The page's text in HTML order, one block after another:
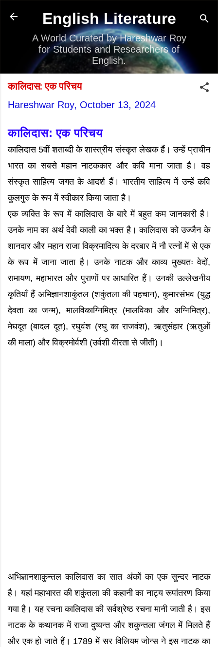
Skip to main content
English Literature
A World Curated by Hareshwar Roy
for Students and Researchers of
English.
कालिदास: एक परिचय
Hareshwar Roy, October 13, 2024
कालिदास: एक परिचय
कालिदास 5वीं शताब्दी के शास्त्रीय संस्कृत लेखक हैं। उन्हें प्राचीन
भारत का सबसे महान नाटककार और कवि माना जाता है। वह
संस्कृत साहित्य जगत के आदर्श हैं। भारतीय साहित्य में उन्हें कवि
कुलगुरु के रूप में स्वीकार किया जाता है।
एक व्यक्ति के रूप में कालिदास के बारे में बहुत कम जानकारी है।
उनके नाम का अर्थ देवी काली का भक्त है। कालिदास को उज्जैन के
शानदार और महान राजा विक्रमादित्य के दरबार में नौ रत्नों में से एक
के रूप में जाना जाता है। उनके नाटक और काव्य मुख्यतः वेदों,
रामायण, महाभारत और पुराणों पर आधारित हैं। उनकी उल्लेखनीय
कृतियाँ हैं अभिज्ञानशाकुंतल (शकुंतला की पहचान), कुमारसंभव (युद्ध
देवता का जन्म), मालविकाग्निमित्र (मालविका और अग्निमित्र),
मेघदूत (बादल दूत), रघुवंश (रघु का राजवंश), ऋतुसंहार (ऋतुओं
की माला) और विक्रमोर्वशी (उर्वशी वीरता से जीती)।
अभिज्ञानशाकुन्तल कालिदास का सात अंकों का एक सुन्दर नाटक
है। यहां महाभारत की शकुंतला की कहानी का नाट्य रूपांतरण किया
गया है। यह रचना कालिदास की सर्वश्रेष्ठ रचना मानी जाती है। इस
नाटक के कथानक में राजा दुष्यन्त और शकुन्तला जंगल में मिलते हैं
और एक हो जाते हैं। 1789 में सर विलियम जोन्स ने इस नाटक का